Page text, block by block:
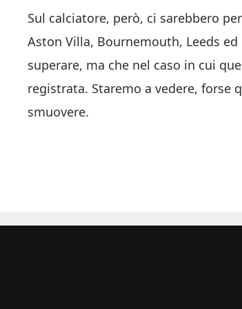
Sul calciatore, però, ci sarebbero
Aston Villa, Bournemouth, Leeds
superare, ma che nel caso in cui
registrata. Staremo a vedere, forse
smuovere.